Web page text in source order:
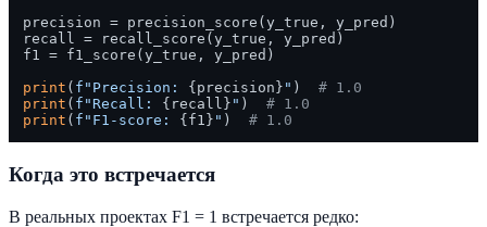
precision = precision_score(y_true, y_pred)
recall = recall_score(y_true, y_pred)
f1 = f1_score(y_true, y_pred)
print ( f"Precision: {precision} " ) # 1.0
print ( f"Recall: {recall} " ) # 1.0
print ( f"F1-score: {f1} " ) # 1.0
Когда это встречается
В реальных проектах F1 = 1 встречается редко: